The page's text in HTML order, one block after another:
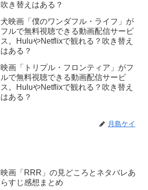
吹き替えはある？
犬映画「僕のワンダフル・ライフ」が
フルで無料視聴できる動画配信サービ
ス。HuluやNetflixで観れる？吹き替え
はある？
映画「トリプル・フロンティア」がフ
ルで無料視聴できる動画配信サービ
ス。HuluやNetflixで観れる？吹き替え
はある？
月島ケイ
映画「RRR」の見どころとネタバレあ
らすじ感想まとめ